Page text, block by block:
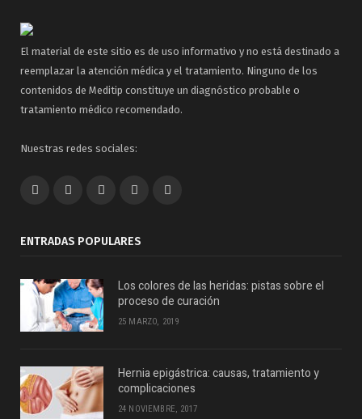
El material de este sitio es de uso informativo y no está destinado a
reemplazar la atención médica y el tratamiento. Ninguno de los
contenidos de Meditip constituye un diagnóstico probable o
tratamiento médico recomendado.
Nuestras redes sociales:
FacebookTwitterGoogle+LinkedInVK
ENTRADAS POPULARES
Los colores de las heridas: pistas sobre el
proceso de curación
25 MARZO, 2019
Hernia epigástrica: causas, tratamiento y
complicaciones
24 NOVIEMBRE, 2017